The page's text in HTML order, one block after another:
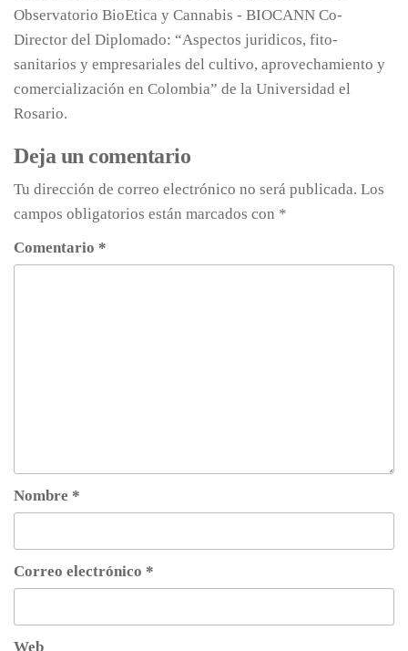
Observatorio BioEtica y Cannabis - BIOCANN Co-
Director del Diplomado: “Aspectos juridicos, fito-
sanitarios y empresariales del cultivo, aprovechamiento y
comercialización en Colombia” de la Universidad el
Rosario.
Deja un comentario
Tu dirección de correo electrónico no será publicada. Los
campos obligatorios están marcados con *
Comentario *
Nombre *
Correo electrónico *
Web